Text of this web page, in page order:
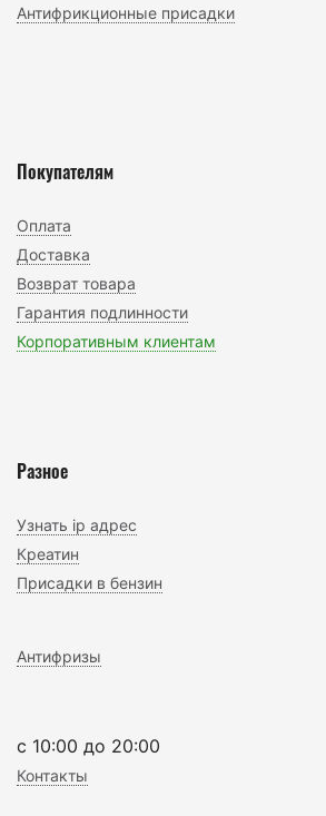
Антифрикционные присадки
Покупателям
Оплата
Доставка
Возврат товара
Гарантия подлинности
Корпоративным клиентам
Разное
Узнать ip адрес
Креатин
Присадки в бензин
Антифризы
c 10:00 до 20:00
Контакты